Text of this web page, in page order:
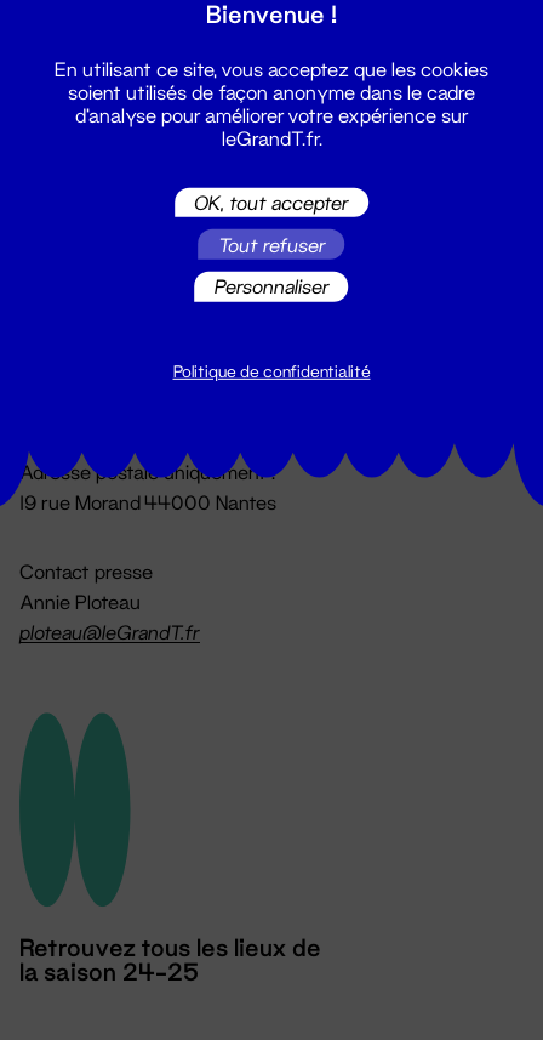
Du lundi au vendredi 14h → 18h
Adresse postale uniquement :
19 rue Morand 44000 Nantes
Contact presse
Annie Ploteau
ploteau@leGrandT.fr
Retrouvez tous les lieux de
la saison 24-25
Bienvenue !
En utilisant ce site, vous acceptez que les cookies
soient utilisés de façon anonyme dans le cadre
d'analyse pour améliorer votre expérience sur
leGrandT.fr.
OK, tout accepter
Tout refuser
Personnaliser
Politique de confidentialité